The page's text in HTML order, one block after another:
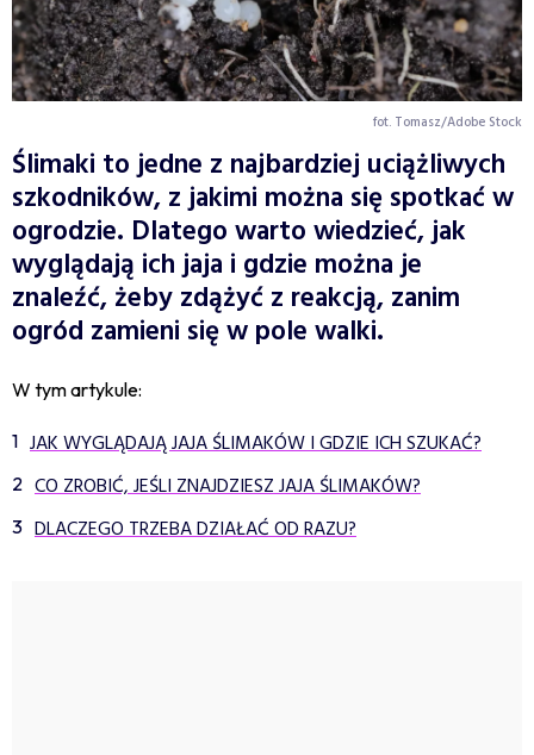
fot. Tomasz/Adobe Stock
Ślimaki to jedne z najbardziej uciążliwych
szkodników, z jakimi można się spotkać w
ogrodzie. Dlatego warto wiedzieć, jak
wyglądają ich jaja i gdzie można je
znaleźć, żeby zdążyć z reakcją, zanim
ogród zamieni się w pole walki.
W tym artykule:
JAK WYGLĄDAJĄ JAJA ŚLIMAKÓW I GDZIE ICH SZUKAĆ?
CO ZROBIĆ, JEŚLI ZNAJDZIESZ JAJA ŚLIMAKÓW?
DLACZEGO TRZEBA DZIAŁAĆ OD RAZU?